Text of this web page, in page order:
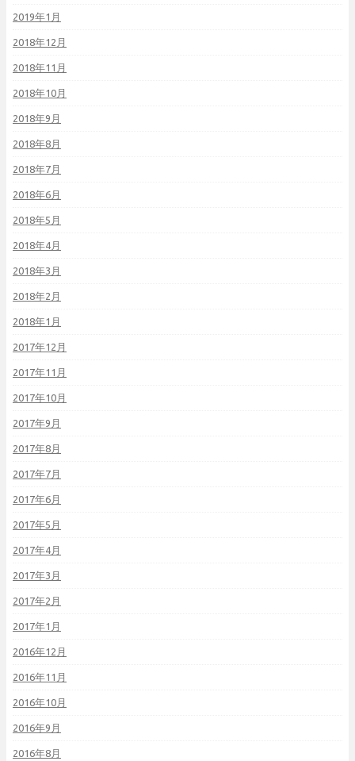
2019年1月
2018年12月
2018年11月
2018年10月
2018年9月
2018年8月
2018年7月
2018年6月
2018年5月
2018年4月
2018年3月
2018年2月
2018年1月
2017年12月
2017年11月
2017年10月
2017年9月
2017年8月
2017年7月
2017年6月
2017年5月
2017年4月
2017年3月
2017年2月
2017年1月
2016年12月
2016年11月
2016年10月
2016年9月
2016年8月